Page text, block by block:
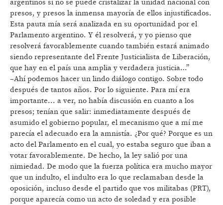
argentinos si no se puede cristalizar la unidad nacional con
presos, y presos la inmensa mayoría de ellos injustificados.
Esta pauta mía será analizada en su oportunidad por el
Parlamento argentino. Y él resolverá, y yo pienso que
resolverá favorablemente cuando también estará animado
siendo representante del Frente Justicialista de Liberación,
que hay en el país una amplia y verdadera justicia…”
–Ahí podemos hacer un lindo diálogo contigo. Sobre todo
después de tantos años. Por lo siguiente. Para mí era
importante... a ver, no había discusión en cuanto a los
presos; tenían que salir: inmediatamente después de
asumido el gobierno popular, el mecanismo que a mí me
parecía el adecuado era la amnistía. ¿Por qué? Porque es un
acto del Parlamento en el cual, yo estaba seguro que iban a
votar favorablemente. De hecho, la ley salió por una
nimiedad. De modo que la fuerza política era mucho mayor
que un indulto, el indulto era lo que reclamaban desde la
oposición, incluso desde el partido que vos militabas (PRT),
porque aparecía como un acto de soledad y era posible